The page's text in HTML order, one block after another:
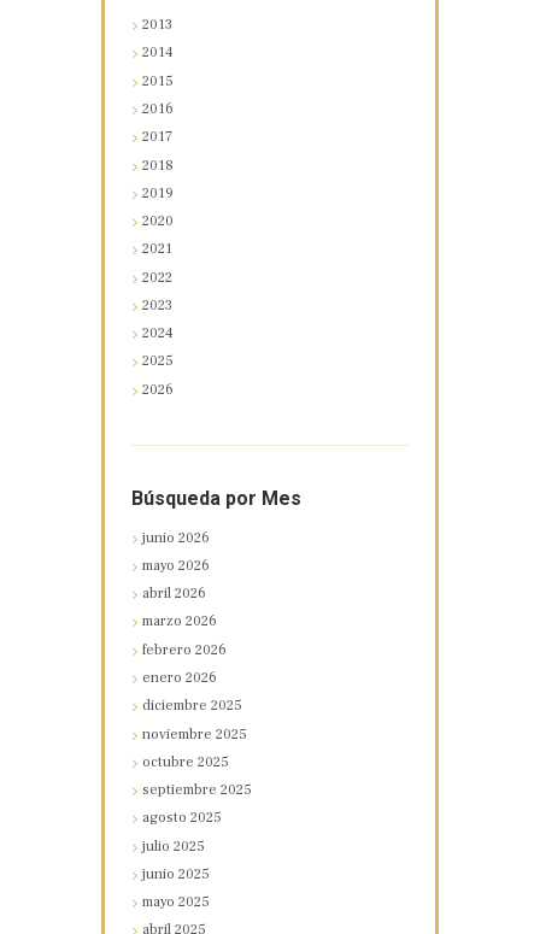
2013
2014
2015
2016
2017
2018
2019
2020
2021
2022
2023
2024
2025
2026
Búsqueda por Mes
junio2026
mayo2026
abril2026
marzo2026
febrero2026
enero2026
diciembre2025
noviembre2025
octubre2025
septiembre2025
agosto2025
julio2025
junio2025
mayo2025
abril2025